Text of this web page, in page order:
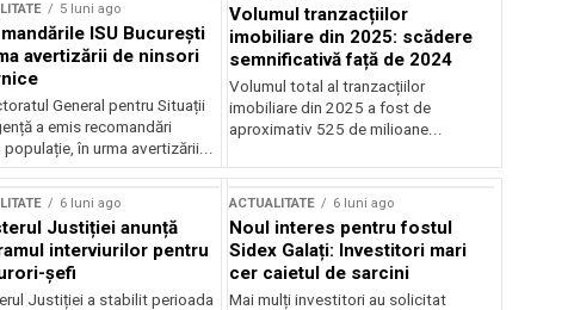
5 luni ago
ISU București
avertizării de ninsori
General pentru Situații
a emis recomandări
populație, în urma avertizării...
Volumul tranzacțiilor
imobiliare din 2025: scădere
semnificativă față de 2024
Volumul total al tranzacțiilor
imobiliare din 2025 a fost de
aproximativ 525 de milioane...
6 luni ago
Justiției anunță
interviurilor pentru
șefi
Justiției a stabilit perioada
ACTUALITATE 6 luni ago
Noul interes pentru fostul
Sidex Galați: Investitori mari
cer caietul de sarcini
Mai mulți investitori au solicitat